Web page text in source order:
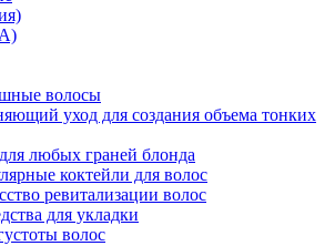
волосы
уход для создания объема тонких
любых граней блонда
коктейли для волос
ревитализации волос
для укладки
волос